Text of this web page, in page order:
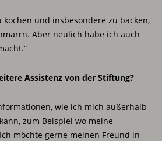
kochen und insbesondere zu backen,
Aber neulich habe ich auch
Assistenz von der Stiftung?
wie ich mich außerhalb
zum Beispiel wo meine
möchte gerne meinen Freund in